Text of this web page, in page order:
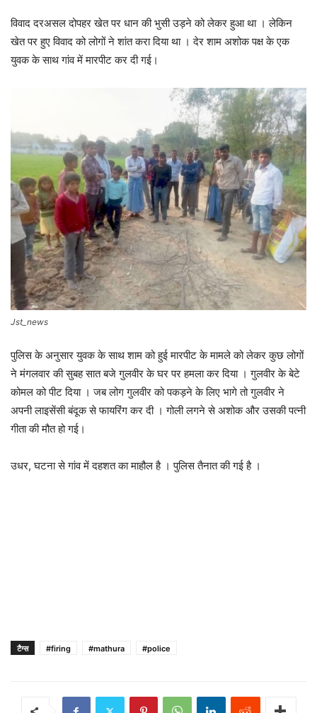
विवाद दरअसल दोपहर खेत पर धान की भुसी उड़ने को लेकर हुआ था । लेकिन
खेत पर हुए विवाद को लोगों ने शांत करा दिया था । देर शाम अशोक पक्ष के एक
युवक के साथ गांव में मारपीट कर दी गई।
Jst_news
पुलिस के अनुसार युवक के साथ शाम को हुई मारपीट के मामले को लेकर कुछ लोगों
ने मंगलवार की सुबह सात बजे गुलवीर के घर पर हमला कर दिया । गुलवीर के बेटे
कोमल को पीट दिया । जब लोग गुलवीर को पकड़ने के लिए भागे तो गुलवीर ने
अपनी लाइसेंसी बंदूक से फायरिंग कर दी । गोली लगने से अशोक और उसकी पत्नी
गीता की मौत हो गई।
उधर, घटना से गांव में दहशत का माहौल है । पुलिस तैनात की गई है ।
टैग्स #firing #mathura #police